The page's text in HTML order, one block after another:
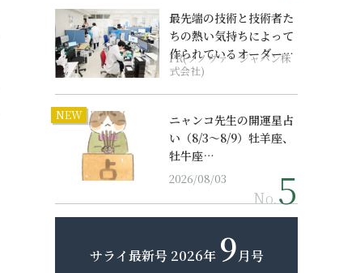
最先端の技術と技術者た
ちの熱い気持ちによって
作られているオーダーメ
イド補聴器
PR(ソノヴァ・ジャパン株
式会社)
NEW
ニャンコ先生の開運星占
い（8/3～8/9）牡羊座、
牡牛座…
2026/08/03
No.
サライ最新号 2026年 9月号